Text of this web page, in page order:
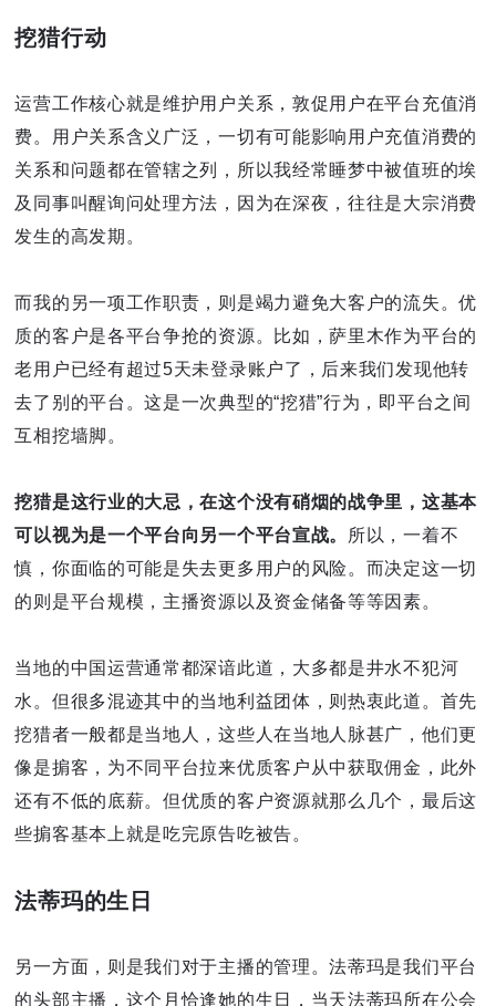
挖猎行动
运营工作核心就是维护用户关系，敦促用户在平台充值消
费。用户关系含义广泛，一切有可能影响用户充值消费的
关系和问题都在管辖之列，所以我经常睡梦中被值班的埃
及同事叫醒询问处理方法，因为在深夜，往往是大宗消费
发生的高发期。
而我的另一项工作职责，则是竭力避免大客户的流失。优
质的客户是各平台争抢的资源。比如，萨里木作为平台的
老用户已经有超过5天未登录账户了，后来我们发现他转
去了别的平台。这是一次典型的“挖猎”行为，即平台之间
互相挖墙脚。
挖猎是这行业的大忌，在这个没有硝烟的战争里，这基本
可以视为是一个平台向另一个平台宣战。
所以，一着不
慎，你面临的可能是失去更多用户的风险。而决定这一切
的则是平台规模，主播资源以及资金储备等等因素。
当地的中国运营通常都深谙此道，大多都是井水不犯河
水。但很多混迹其中的当地利益团体，则热衷此道。首先
挖猎者一般都是当地人，这些人在当地人脉甚广，他们更
像是掮客，为不同平台拉来优质客户从中获取佣金，此外
还有不低的底薪。但优质的客户资源就那么几个，最后这
些掮客基本上就是吃完原告吃被告。
法蒂玛的生日
另一方面，则是我们对于主播的管理。法蒂玛是我们平台
的头部主播，这个月恰逢她的生日，当天法蒂玛所在公会